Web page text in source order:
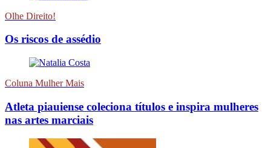
Olhe Direito!
Os riscos de assédio
Coluna Mulher Mais
Atleta piauiense coleciona títulos e inspira mulheres
nas artes marciais